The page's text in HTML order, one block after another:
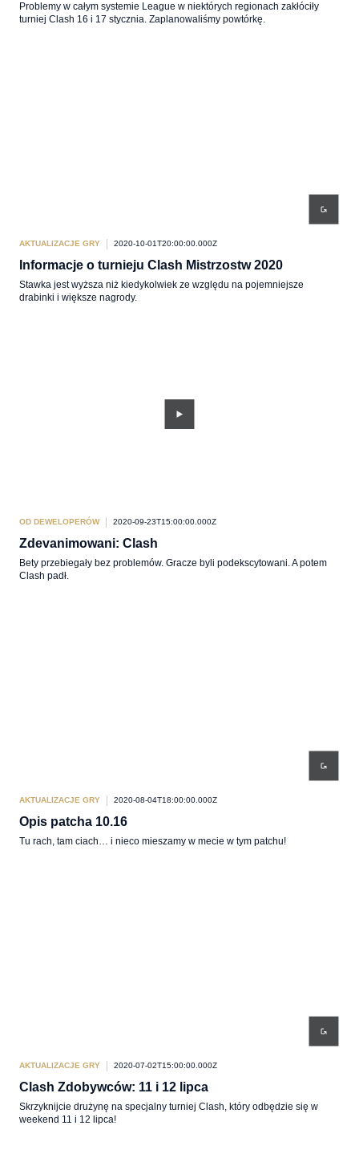
Problemy w całym systemie League w niektórych regionach zakłóciły
turniej Clash 16 i 17 stycznia. Zaplanowaliśmy powtórkę.
AKTUALIZACJE GRY 2020-10-01T20:00:00.000Z
Informacje o turnieju Clash Mistrzostw 2020
Stawka jest wyższa niż kiedykolwiek ze względu na pojemniejsze
drabinki i większe nagrody.
OD DEWELOPERÓW 2020-09-23T15:00:00.000Z
Zdevanimowani: Clash
Bety przebiegały bez problemów. Gracze byli podekscytowani. A potem
Clash padł.
AKTUALIZACJE GRY 2020-08-04T18:00:00.000Z
Opis patcha 10.16
Tu rach, tam ciach… i nieco mieszamy w mecie w tym patchu!
AKTUALIZACJE GRY 2020-07-02T15:00:00.000Z
Clash Zdobywców: 11 i 12 lipca
Skrzyknijcie drużynę na specjalny turniej Clash, który odbędzie się w
weekend 11 i 12 lipca!